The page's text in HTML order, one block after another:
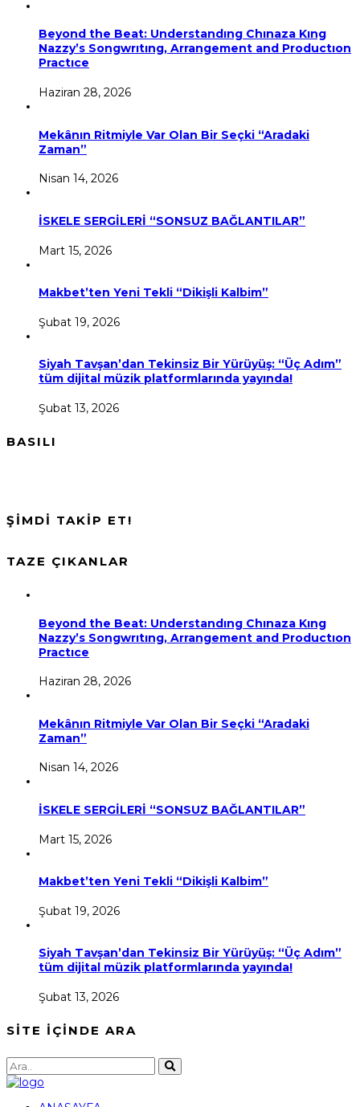
Beyond the Beat: Understandıng Chınaza Kıng
Nazzy’s Songwrıtıng, Arrangement and Productıon
Practıce
Haziran 28, 2026
Mekânın Ritmiyle Var Olan Bir Seçki “Aradaki
Zaman”
Nisan 14, 2026
İSKELE SERGİLERİ “SONSUZ BAĞLANTILAR”
Mart 15, 2026
Makbet’ten Yeni Tekli “Dikişli Kalbim”
Şubat 19, 2026
Siyah Tavşan’dan Tekinsiz Bir Yürüyüş: “Üç Adım”
tüm dijital müzik platformlarında yayında!
Şubat 13, 2026
BASILI
ŞİMDİ TAKİP ET!
TAZE ÇIKANLAR
Beyond the Beat: Understandıng Chınaza Kıng
Nazzy’s Songwrıtıng, Arrangement and Productıon
Practıce
Haziran 28, 2026
Mekânın Ritmiyle Var Olan Bir Seçki “Aradaki
Zaman”
Nisan 14, 2026
İSKELE SERGİLERİ “SONSUZ BAĞLANTILAR”
Mart 15, 2026
Makbet’ten Yeni Tekli “Dikişli Kalbim”
Şubat 19, 2026
Siyah Tavşan’dan Tekinsiz Bir Yürüyüş: “Üç Adım”
tüm dijital müzik platformlarında yayında!
Şubat 13, 2026
SİTE İÇİNDE ARA